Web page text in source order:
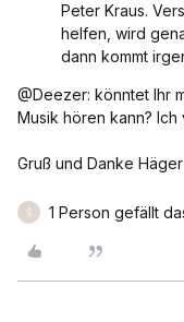
Peter Kraus.
helfen, wird
dann kommt
@Deezer: könntet Ihr
Musik hören kann?
Gruß und Danke
S 1 Person gefällt